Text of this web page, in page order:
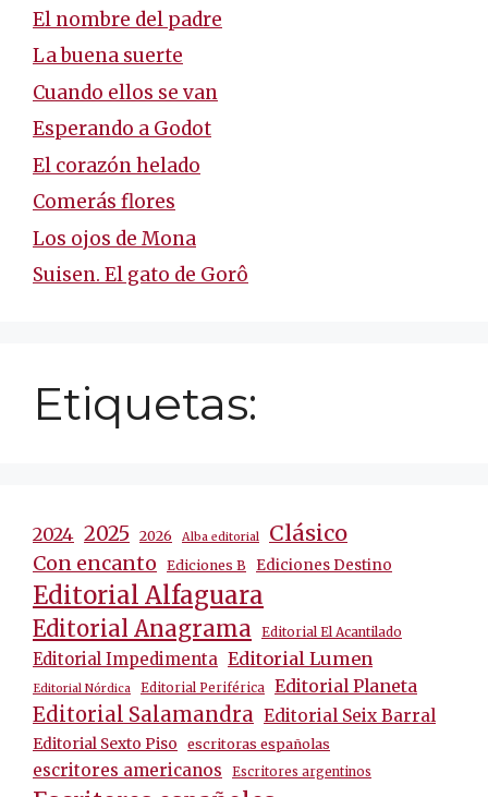
El nombre del padre
La buena suerte
Cuando ellos se van
Esperando a Godot
El corazón helado
Comerás flores
Los ojos de Mona
Suisen. El gato de Gorô
Etiquetas:
2024 2025 2026 Alba editorial Clásico
Con encanto Ediciones B Ediciones Destino
Editorial Alfaguara
Editorial Anagrama Editorial El Acantilado
Editorial Impedimenta Editorial Lumen
Editorial Nórdica Editorial Periférica Editorial Planeta
Editorial Salamandra Editorial Seix Barral
Editorial Sexto Piso escritoras españolas
escritores americanos Escritores argentinos